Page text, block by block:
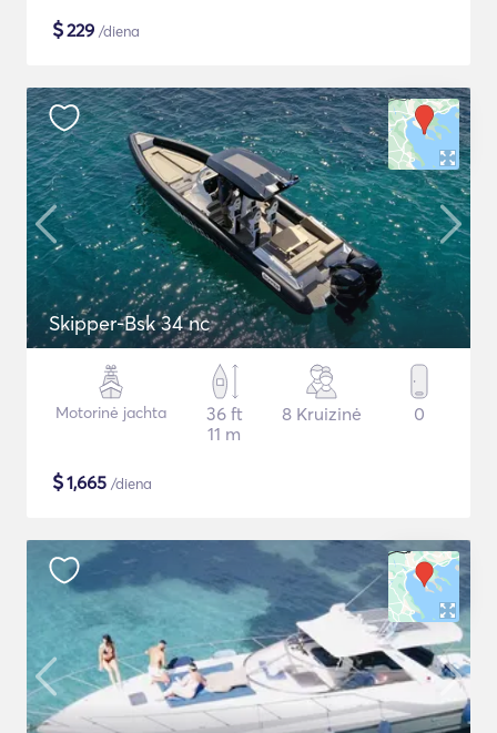
$229 /diena
Skipper-Bsk 34 nc
Motorinė jachta
36 ft
11 m
8 Kruizinė 0
$1,665 /diena